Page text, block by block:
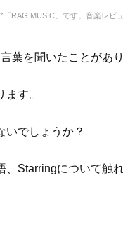
RAG MUSIC」です。音楽レ
葉を聞いたことがあ
す。
いでしょうか？
Starringについて触れ